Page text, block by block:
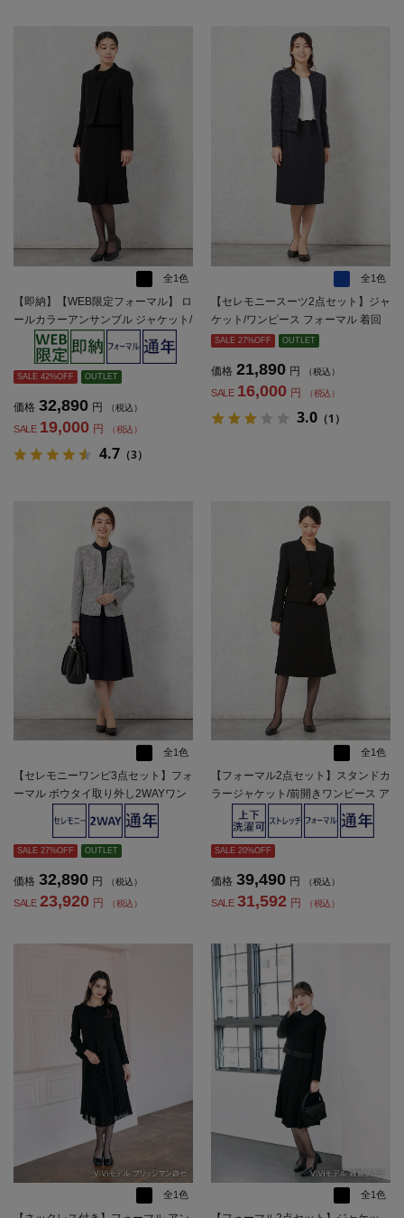
全1色
【即納】【WEB限定フォーマル】 ロ
ールカラーアンサンブル ジャケット/
ワンピース 黒無地 通年 礼服【レデ
ィース】
SALE 42%OFF OUTLET
価格 32,890 円 （税込）
SALE 19,000 円 （税込）
4.7 （3）
全1色
【セレモニースーツ2点セット】ジャ
ケット/ワンピース フォーマル 着回
し 織柄無地 SOFFICE 通年 礼服【レ
SALE 27%OFF OUTLET
価格 21,890 円 （税込）
SALE 16,000 円 （税込）
3.0 （1）
全1色
【セレモニーワンピ3点セット】フォ
ーマル ボウタイ取り外し2WAYワン
ピース／ツイード調ジャケット／V
開きジャケット SOFFICE 通年 礼服
【レディース】
SALE 27%OFF OUTLET
価格 32,890 円 （税込）
SALE 23,920 円 （税込）
全1色
【フォーマル2点セット】スタンドカ
ラージャケット/前開きワンピース ア
ンサンブル ウォッシャブル ストレッ
チ ブラック 通年 礼服 SOFFICE【レ
ディース】
SALE 20%OFF
価格 39,490 円 （税込）
SALE 31,592 円 （税込）
全1色 全1色